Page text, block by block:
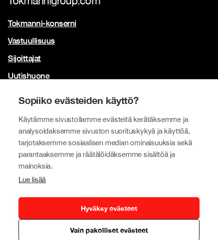
Sopiiko evästeiden käyttö?
Käytämme sivustollamme evästeitä kerätäksemme ja
analysoidaksemme sivuston suorituskykyä ja käyttöä,
tarjotaksemme sosiaalisen median ominaisuuksia sekä
parantaaksemme ja räätälöidäksemme sisältöä ja
mainoksia.
Lue lisää
Hyväksy evästeet
Vain pakolliset evästeet
Tokmanni-konserni
Vastuullisuus
Sijoittajat
Uutishuone
Brändimme
Tokmanni
SPAR Suomi
Click Shoes ja Shoe House
Dollarstore
Big Dollar